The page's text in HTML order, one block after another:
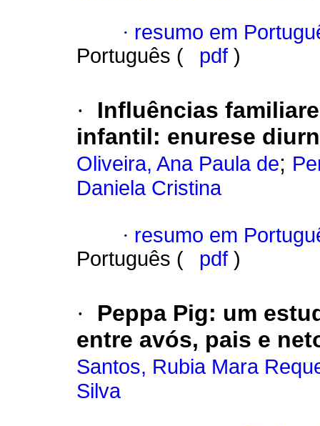
· resumo em
Português (
pdf )
·
Influências
infantil: enurese
Oliveira, Ana Paula de;
Daniela Cristina
· resumo em
Português (
pdf )
· Peppa Pig: um
entre avós, pais e
Santos, Rubia Mara
Silva